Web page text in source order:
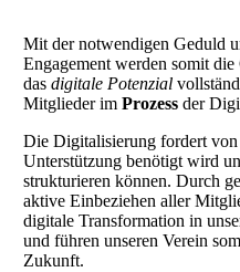
Mit der notwendigen Geduld
Engagement werden somit
das digitale Potenzial
Mitglieder im Prozess der
Die Digitalisierung fordert
Unterstützung benötigt wird
strukturieren können. Durch
aktive Einbeziehen aller
digitale Transformation in
und führen unseren Verein
Zukunft.